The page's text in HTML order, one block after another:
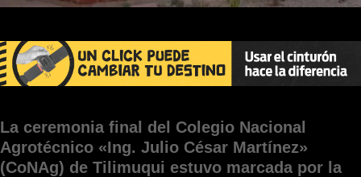
La ceremonia final del Colegio Nacional
Agrotécnico «Ing. Julio César Martínez»
(CoNAg) de Tilimuqui estuvo marcada por la